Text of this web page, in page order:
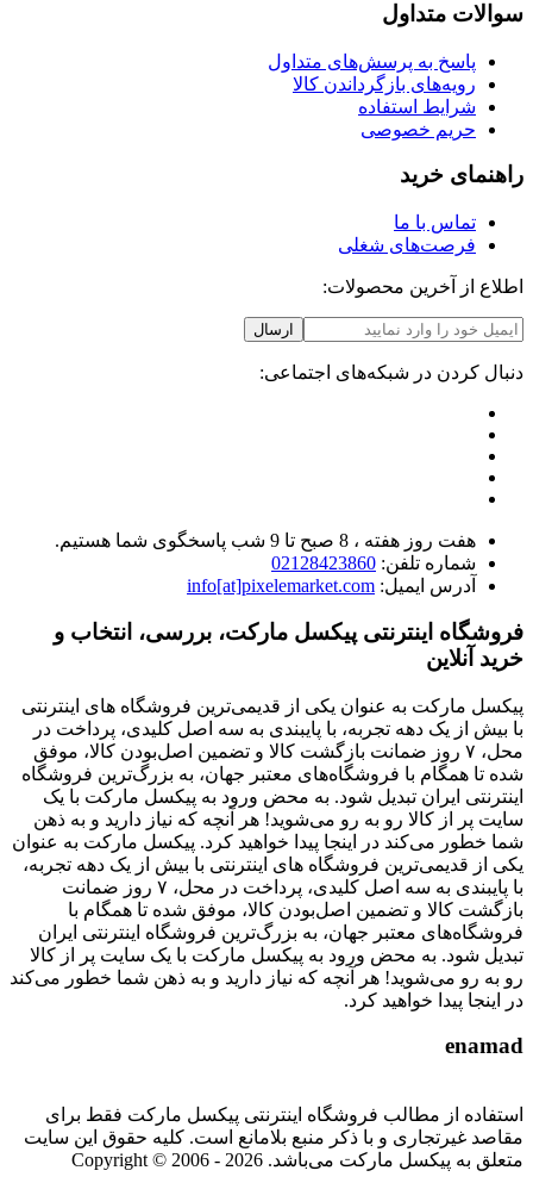
سوالات متداول
پاسخ به پرسش‌های متداول
رویه‌های بازگرداندن کالا
شرایط استفاده
حریم خصوصی
راهنمای خرید
تماس با ما
فرصت‌های شغلی
اطلاع از آخرین محصولات:
ارسال
دنبال کردن در شبکه‌های اجتماعی:
هفت روز هفته ، 8 صبح تا 9 شب پاسخگوی شما هستیم.
شماره تلفن: 02128423860
آدرس ایمیل: info[at]pixelemarket.com
فروشگاه اینترنتی پیکسل مارکت، بررسی، انتخاب و
خرید آنلاین
پیکسل مارکت به عنوان یکی از قدیمی‌ترین فروشگاه های اینترنتی
با بیش از یک دهه تجربه، با پایبندی به سه اصل کلیدی، پرداخت در
محل، ۷ روز ضمانت بازگشت کالا و تضمین اصل‌بودن کالا، موفق
شده تا همگام با فروشگاه‌های معتبر جهان، به بزرگ‌ترین فروشگاه
اینترنتی ایران تبدیل شود. به محض ورود به پیکسل مارکت با یک
سایت پر از کالا رو به رو می‌شوید! هر آنچه که نیاز دارید و به ذهن
شما خطور می‌کند در اینجا پیدا خواهید کرد. پیکسل مارکت به عنوان
یکی از قدیمی‌ترین فروشگاه های اینترنتی با بیش از یک دهه تجربه،
با پایبندی به سه اصل کلیدی، پرداخت در محل، ۷ روز ضمانت
بازگشت کالا و تضمین اصل‌بودن کالا، موفق شده تا همگام با
فروشگاه‌های معتبر جهان، به بزرگ‌ترین فروشگاه اینترنتی ایران
تبدیل شود. به محض ورود به پیکسل مارکت با یک سایت پر از کالا
رو به رو می‌شوید! هر آنچه که نیاز دارید و به ذهن شما خطور می‌کند
در اینجا پیدا خواهید کرد.
enamad
استفاده از مطالب فروشگاه اینترنتی پیکسل مارکت فقط برای
مقاصد غیرتجاری و با ذکر منبع بلامانع است. کلیه حقوق این سایت
متعلق به پیکسل مارکت می‌باشد. Copyright © 2006 - 2026